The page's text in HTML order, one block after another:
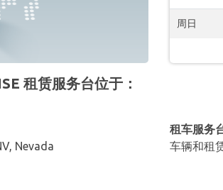
周日
租赁服务台位于：
Nevada
租车服务
车辆和租